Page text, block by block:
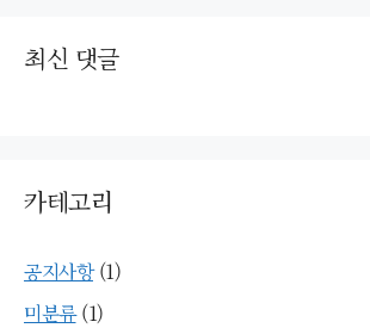
최신 댓글
카테고리
공지사항(1)
미분류(1)